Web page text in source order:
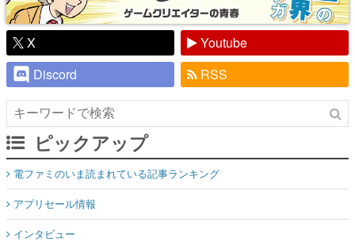
X
Youtube
Discord
RSS
ピックアップ
電ファミのいま読まれている記事ランキング
アプリセール情報
インタビュー